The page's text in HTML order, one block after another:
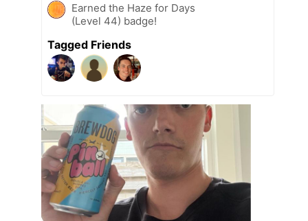
Earned the Haze for Days
(Level 44) badge!
Tagged Friends